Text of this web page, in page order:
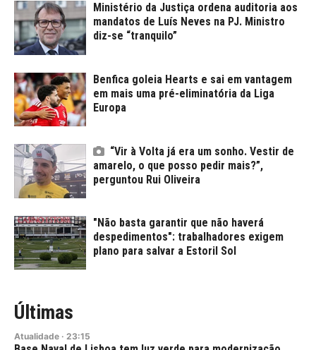
Ministério da Justiça ordena auditoria aos
mandatos de Luís Neves na PJ. Ministro
diz-se “tranquilo”
Benfica goleia Hearts e sai em vantagem
em mais uma pré-eliminatória da Liga
Europa
“Vir à Volta já era um sonho. Vestir de
amarelo, o que posso pedir mais?”,
perguntou Rui Oliveira
"Não basta garantir que não haverá
despedimentos": trabalhadores exigem
plano para salvar a Estoril Sol
Últimas
Atualidade · 23:15